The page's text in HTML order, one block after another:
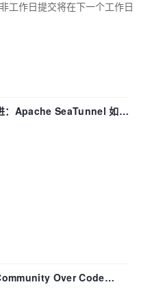
工作日提交将在下一个工作日
：Apache SeaTunnel 如何
题
Over Code